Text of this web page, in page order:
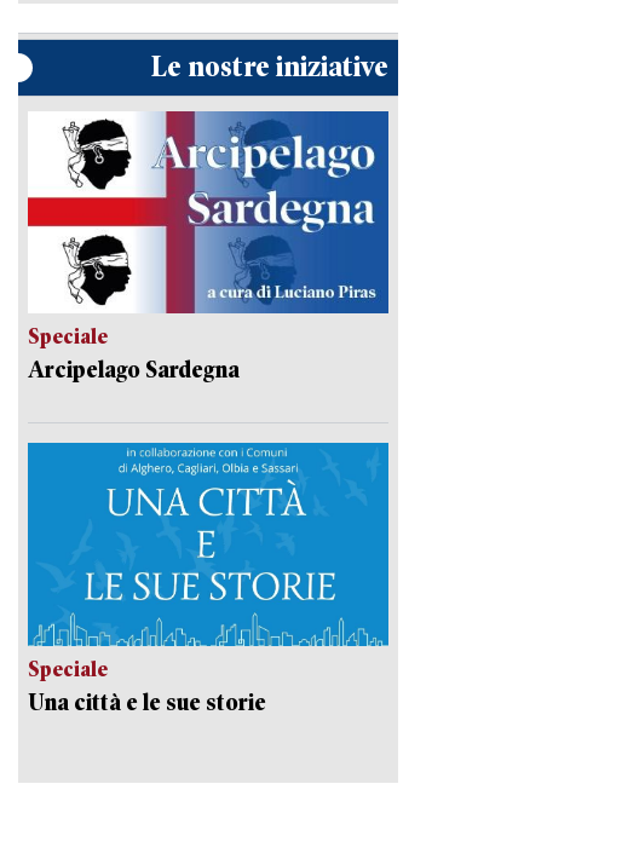
Le nostre iniziative
Speciale
Arcipelago Sardegna
Speciale
Una città e le sue storie